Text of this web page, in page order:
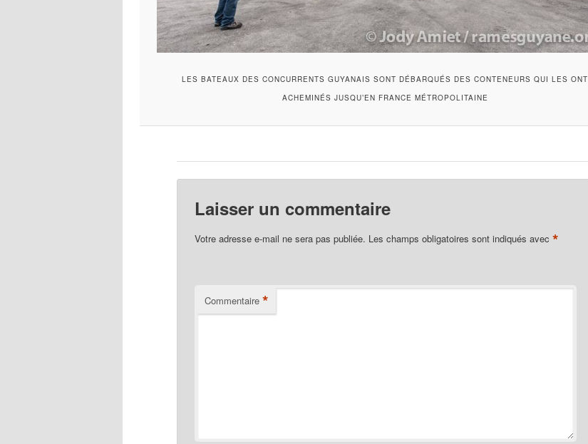
LES BATEAUX DES CONCURRENTS GUYANAIS SONT DÉBARQUÉS DES CONTENEURS QUI LES ONT
ACHEMINÉS JUSQU’EN FRANCE MÉTROPOLITAINE
Laisser un commentaire
Votre adresse e-mail ne sera pas publiée. Les champs obligatoires sont indiqués avec*
Commentaire *